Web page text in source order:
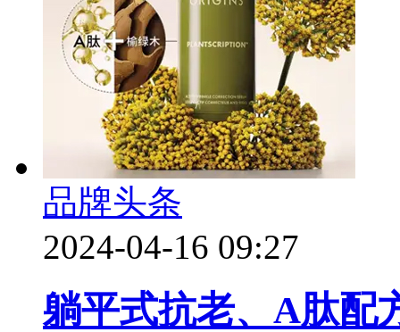
品牌头条
2024-04-16 09:27
躺平式抗老、A肽